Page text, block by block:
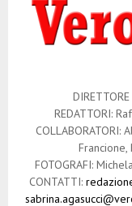
REDATTORI:
COLLABORATORI:
FOTOGRAFI:
CONTATTI: